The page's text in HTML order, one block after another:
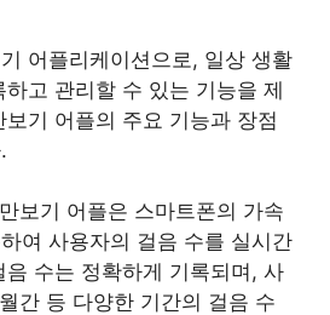
어플리케이션으로, 일상 생활
고 관리할 수 있는 기능을 제
기 어플의 주요 기능과 장점
보기 어플은 스마트폰의 가속
여 사용자의 걸음 수를 실시간
수는 정확하게 기록되며, 사
간 등 다양한 기간의 걸음 수